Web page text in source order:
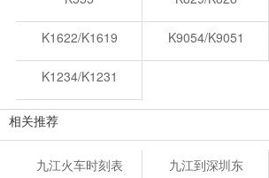
K1622/K1619 K9054/K9051
K1234/K1231
相关推荐
九江火车时刻表 九江到深圳东